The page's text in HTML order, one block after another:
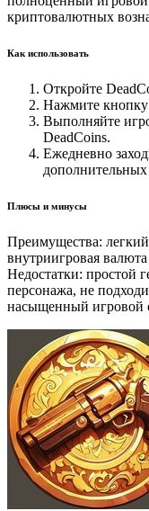
криптовалютных
Как использовать
Откройте
Нажмите кнопку
Выполняйте
DeadCoins.
Ежедневно
Плюсы и минусы
Преимущества:
внутриигровая
Недостатки: простой
персонажа, не
насыщенный игровой